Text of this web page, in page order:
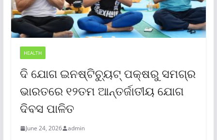
HEALTH
ଦି ଯୋଗ ଇନଷ୍ଟିଚ୍ୟୁଟ୍ ପକ୍ଷରୁ ସମଗ୍ର
ଭାରତରେ ୧୨ତମ ଆନ୍ତର୍ଜାତୀୟ ଯୋଗ
ଦିବସ ପାଳିତ
June 24, 2026 admin